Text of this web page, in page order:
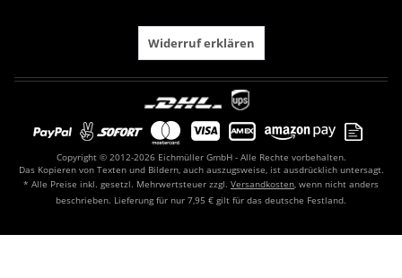
Widerruf erklären
Copyright © 2012-2026 Eichmüller GmbH - Alle Rechte vorbehalten.
Das Kopieren von Texten und Bildern, auch auszugsweise, ist ausdrücklich untersagt.
* Alle Preise inkl. gesetzl. Mehrwertsteuer zzgl. Versandkosten, wenn nicht anders
beschrieben. Lieferung für nur 7,95 € gilt für das deutsche Festland.